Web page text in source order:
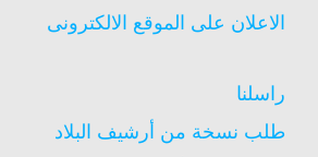
الاعلان على الموقع الالكترونى
راسلنا
طلب نسخة من أرشيف البلاد